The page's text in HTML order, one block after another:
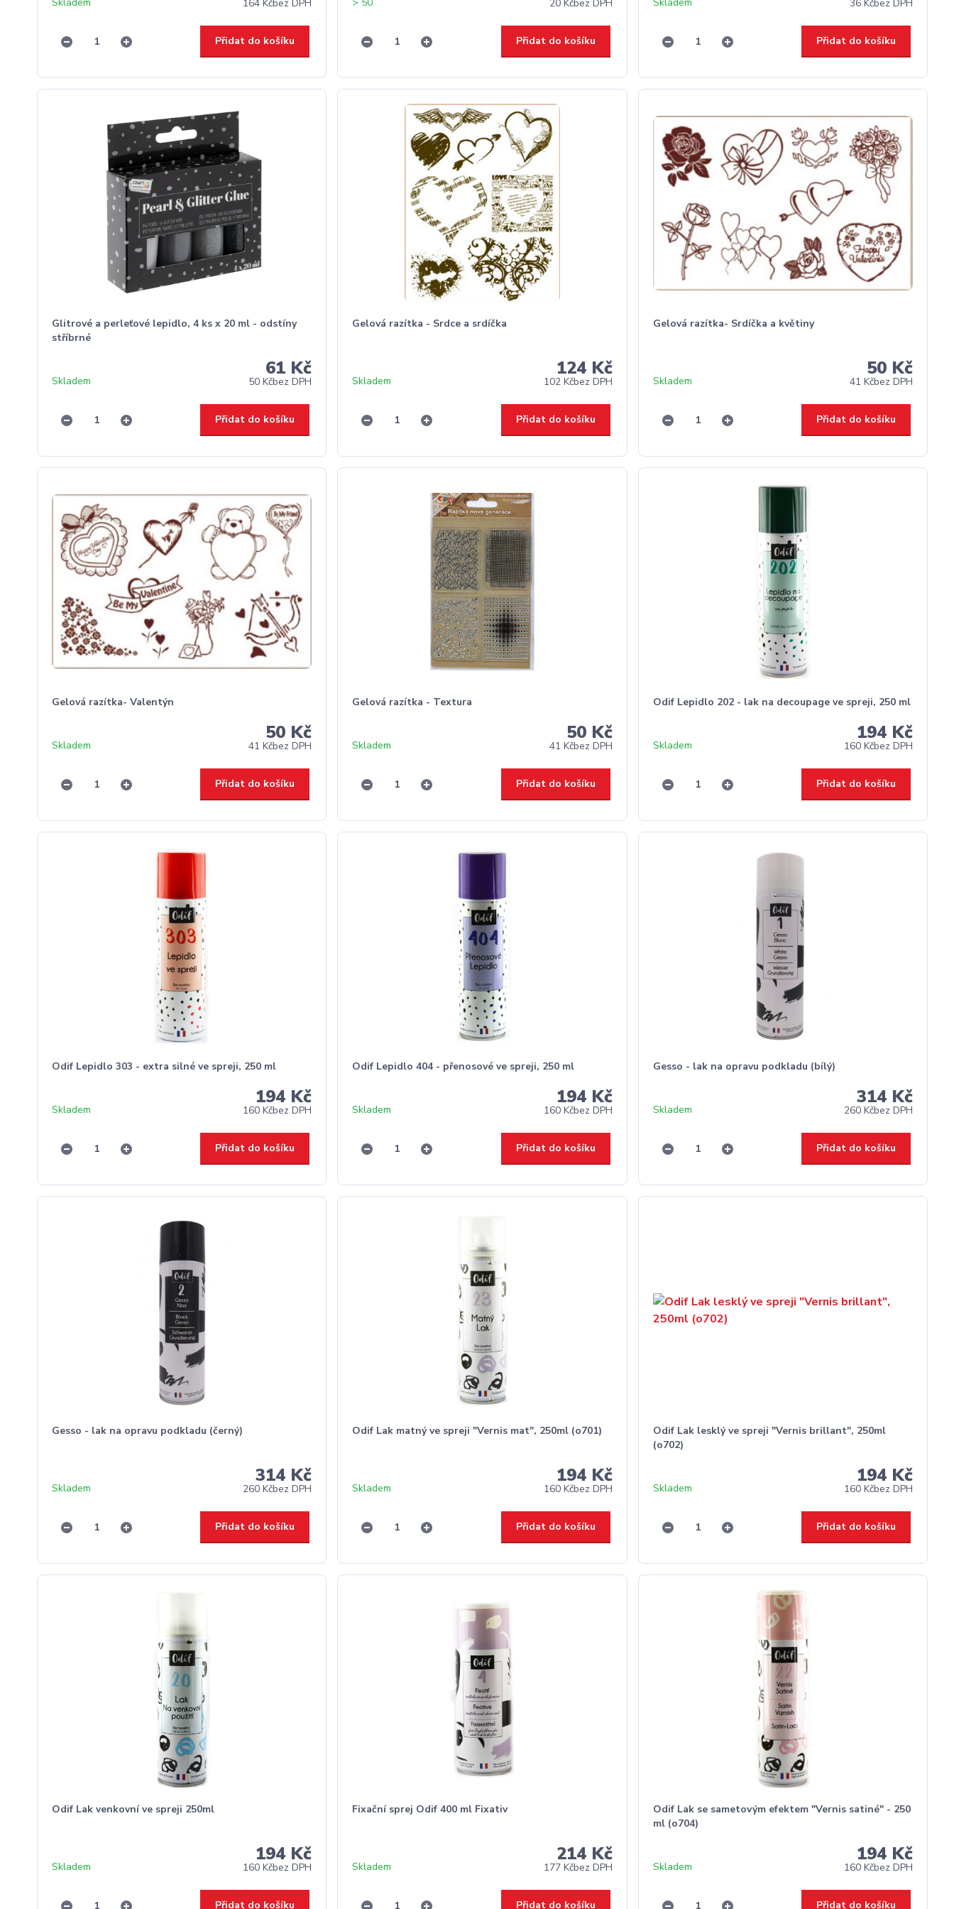
164 Kčbez DPH
Přidat do košíku
20 Kčbez DPH
Přidat do košíku
36 Kčbez DPH
Přidat do košíku
Glitrové a perleťové lepidlo, 4 ks x 20 ml - odstíny
stříbrné
61 Kč
50 Kčbez DPH
Skladem
Přidat do košíku
Gelová razítka - Srdce a srdíčka
124 Kč
102 Kčbez DPH
Skladem
Přidat do košíku
Gelová razítka- Srdíčka a květiny
50 Kč
41 Kčbez DPH
Skladem
Přidat do košíku
Gelová razítka- Valentýn
50 Kč
41 Kčbez DPH
Skladem
Přidat do košíku
Gelová razítka - Textura
50 Kč
41 Kčbez DPH
Skladem
Přidat do košíku
Odif Lepidlo 202 - lak na decoupage ve spreji, 250 ml
194 Kč
160 Kčbez DPH
Skladem
Přidat do košíku
Odif Lepidlo 303 - extra silné ve spreji, 250 ml
194 Kč
160 Kčbez DPH
Skladem
Přidat do košíku
Odif Lepidlo 404 - přenosové ve spreji, 250 ml
194 Kč
160 Kčbez DPH
Skladem
Přidat do košíku
Gesso - lak na opravu podkladu (bílý)
314 Kč
260 Kčbez DPH
Skladem
Přidat do košíku
Gesso - lak na opravu podkladu (černý)
314 Kč
260 Kčbez DPH
Skladem
Přidat do košíku
Odif Lak matný ve spreji "Vernis mat", 250ml (o701)
194 Kč
160 Kčbez DPH
Skladem
Přidat do košíku
Odif Lak lesklý ve spreji "Vernis brillant", 250ml
(o702)
194 Kč
160 Kčbez DPH
Skladem
Přidat do košíku
Odif Lak venkovní ve spreji 250ml
194 Kč
160 Kčbez DPH
Skladem
Přidat do košíku
Fixační sprej Odif 400 ml Fixativ
214 Kč
177 Kčbez DPH
Skladem
Přidat do košíku
Odif Lak se sametovým efektem "Vernis satiné" - 250
ml (o704)
194 Kč
160 Kčbez DPH
Skladem
Přidat do košíku